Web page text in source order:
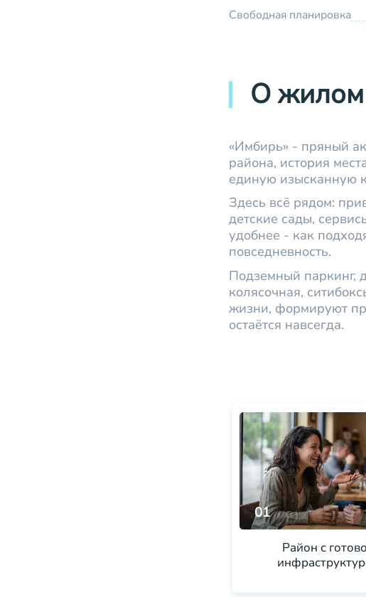
Свободная планировка
О жилом
«Имбирь» - пряный
района, история
единую изысканную
Здесь всё рядом:
детские сады,
удобнее - как
повседневность.
Подземный паркинг,
колясочная,
жизни, формируют
остаётся навсегда.
01
Район с